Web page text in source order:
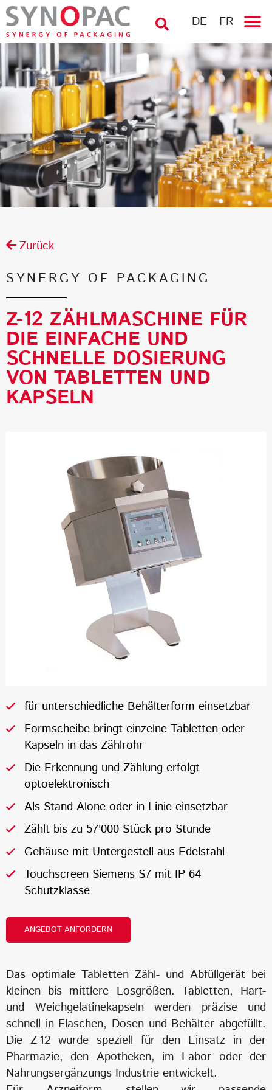
DE FR
Zurück
SYNERGY OF PACKAGING
Z-12 ZÄHLMASCHINE FÜR
DIE EINFACHE UND
SCHNELLE DOSIERUNG
VON TABLETTEN UND
KAPSELN
für unterschiedliche Behälterform einsetzbar
Formscheibe bringt einzelne Tabletten oder
Kapseln in das Zählrohr
Die Erkennung und Zählung erfolgt
optoelektronisch
Als Stand Alone oder in Linie einsetzbar
Zählt bis zu 57'000 Stück pro Stunde
Gehäuse mit Untergestell aus Edelstahl
Touchscreen Siemens S7 mit IP 64
Schutzklasse
ANGEBOT ANFORDERN
Das optimale Tabletten Zähl- und Abfüllgerät bei
kleinen bis mittlere Losgrößen. Tabletten, Hart-
und Weichgelatinekapseln werden präzise und
schnell in Flaschen, Dosen und Behälter abgefüllt.
Die Z-12 wurde speziell für den Einsatz in der
Pharmazie, den Apotheken, im Labor oder der
Nahrungsergänzungs-Industrie entwickelt.